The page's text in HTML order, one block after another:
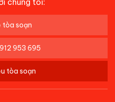
chúng tôi:
tòa soạn
953 695
tòa soạn